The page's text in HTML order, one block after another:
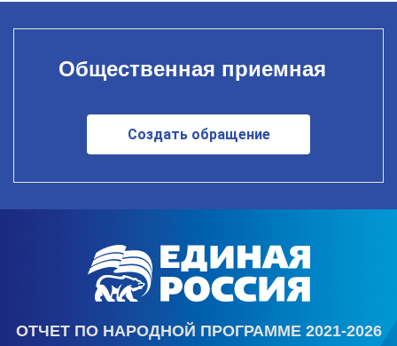
Общественная приемная
Создать обращение
ОТЧЕТ ПО НАРОДНОЙ ПРОГРАММЕ 2021-2026